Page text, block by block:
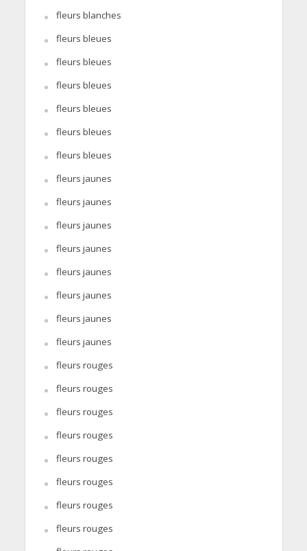
fleurs blanches
fleurs bleues
fleurs bleues
fleurs bleues
fleurs bleues
fleurs bleues
fleurs bleues
fleurs jaunes
fleurs jaunes
fleurs jaunes
fleurs jaunes
fleurs jaunes
fleurs jaunes
fleurs jaunes
fleurs jaunes
fleurs rouges
fleurs rouges
fleurs rouges
fleurs rouges
fleurs rouges
fleurs rouges
fleurs rouges
fleurs rouges